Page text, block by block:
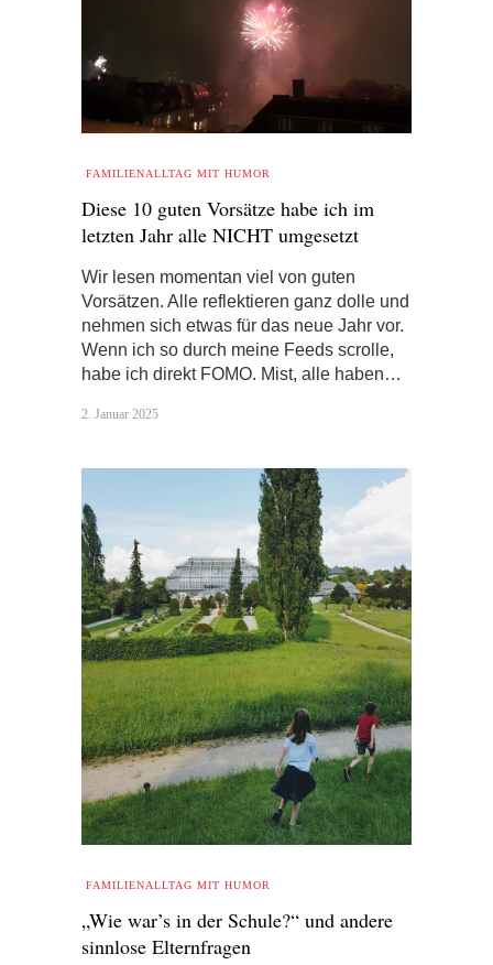
FAMILIENALLTAG MIT HUMOR
Diese 10 guten Vorsätze habe ich im
letzten Jahr alle NICHT umgesetzt
Wir lesen momentan viel von guten
Vorsätzen. Alle reflektieren ganz dolle und
nehmen sich etwas für das neue Jahr vor.
Wenn ich so durch meine Feeds scrolle,
habe ich direkt FOMO. Mist, alle haben…
2. Januar 2025
FAMILIENALLTAG MIT HUMOR
„Wie war’s in der Schule?“ und andere
sinnlose Elternfragen